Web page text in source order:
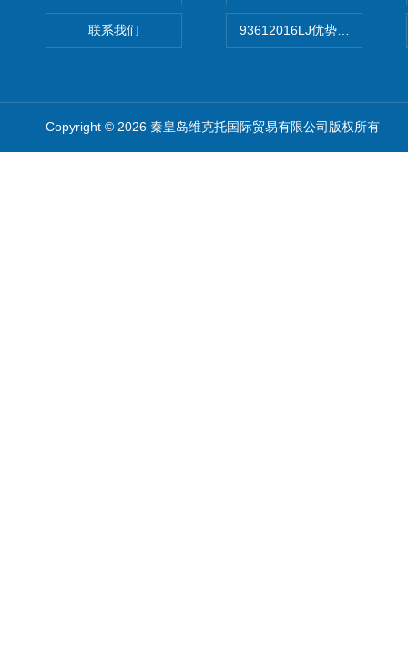
联系我们 93612016LJ优势供应美国
Copyright © 2026 秦皇岛维克托国际贸易有限公司版权所有